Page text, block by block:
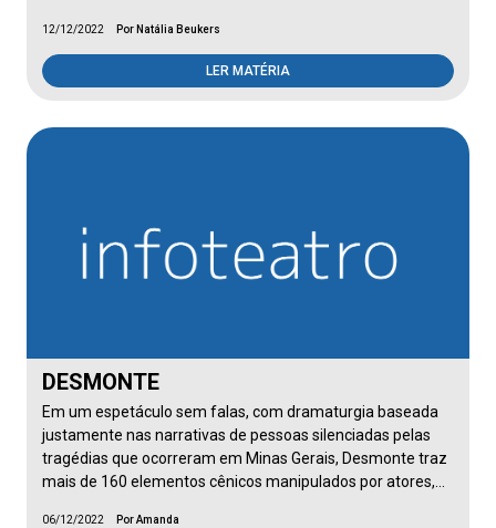
12/12/2022 Por Natália Beukers
LER MATÉRIA
DESMONTE
Em um espetáculo sem falas, com dramaturgia baseada
justamente nas narrativas de pessoas silenciadas pelas
tragédias que ocorreram em Minas Gerais, Desmonte traz
mais de 160 elementos cênicos manipulados por atores,…
06/12/2022 Por Amanda